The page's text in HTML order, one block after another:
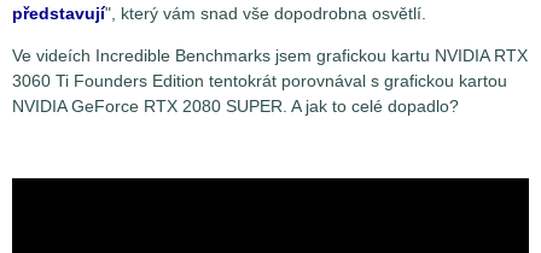
představují", který vám snad vše dopodrobna osvětlí.
Ve videích Incredible Benchmarks jsem grafickou kartu NVIDIA RTX
3060 Ti Founders Edition tentokrát porovnával s grafickou kartou
NVIDIA GeForce RTX 2080 SUPER. A jak to celé dopadlo?